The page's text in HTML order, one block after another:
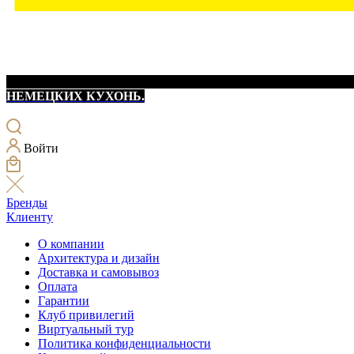
НЕМЕЦКИХ КУХОНЬ.
Войти
Бренды
Клиенту
О компании
Архитектура и дизайн
Доставка и самовывоз
Оплата
Гарантии
Клуб привилегий
Виртуальный тур
Политика конфиденциальности